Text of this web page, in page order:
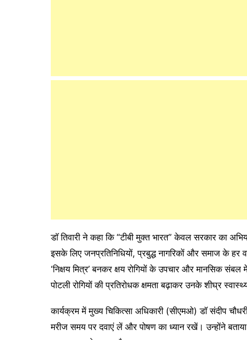
डॉ तिवारी ने कहा कि “टीबी मुक्त भारत” केवल सरकार का
इसके लिए जनप्रतिनिधियों, प्रबुद्ध नागरिकों और समाज के हर
‘निक्षय मित्र’ बनकर क्षय रोगियों के उपचार और मानसिक
पोटली रोगियों की प्रतिरोधक क्षमता बढ़ाकर उनके शीघ्र
कार्यक्रम में मुख्य चिकित्सा अधिकारी (सीएमओ) डॉ संदीप
मरीज समय पर दवाएं लें और पोषण का ध्यान रखें। उन्होंने